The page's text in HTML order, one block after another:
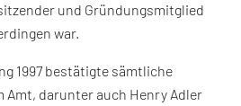
und Gründungsmitglied
war.
1997 bestätigte sämtliche
darunter auch Henry Adler